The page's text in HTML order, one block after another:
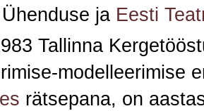
ja Eesti
Tallinna
modelleerimise
rätsepana, on